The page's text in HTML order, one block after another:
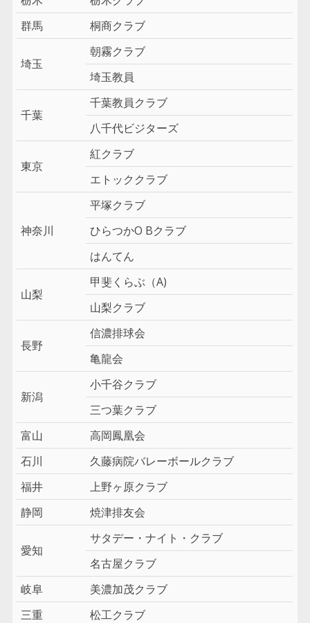
群馬
桐商クラブ
埼玉
朝霧クラブ
埼玉教員
千葉
千葉教員クラブ
八千代ビジターズ
東京
紅クラブ
エトッククラブ
神奈川
平塚クラブ
ひらつかO Bクラブ
はんてん
山梨
甲斐くらぶ（A)
山梨クラブ
長野
信濃排球会
亀龍会
新潟
小千谷クラブ
三つ葉クラブ
富山
高岡鳳凰会
石川
久藤病院バレーボールクラブ
福井
上野ヶ原クラブ
静岡
焼津排友会
愛知
サタデー・ナイト・クラブ
名古屋クラブ
岐阜
美濃加茂クラブ
三重
松工クラブ